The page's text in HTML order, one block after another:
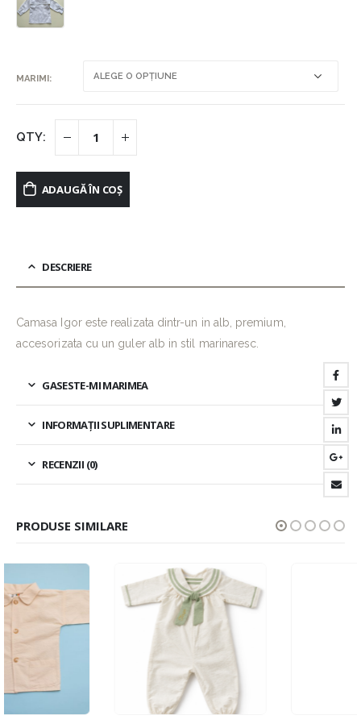
MARIMI
ADAUGĂ ÎN COȘ
DESCRIERE
Camasa Igor este realizata dintr-un in alb, premium,
accesorizata cu un guler alb in stil marinaresc.
GASESTE-MI MARIMEA
INFORMAȚII SUPLIMENTARE
RECENZII (0)
PRODUSE SIMILARE